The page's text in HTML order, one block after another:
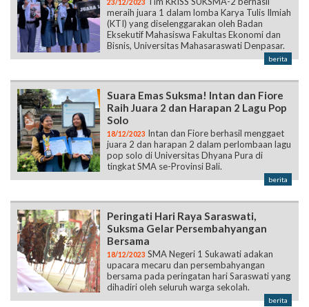
berita
Suara Emas Suksma! Intan dan Fiore
Raih Juara 2 dan Harapan 2 Lagu Pop
juara 2 dan harapan 2 dalam perlombaan lagu
pop solo di Universitas Dhyana Pura di
tingkat SMA se-Provinsi Bali.
berita
Peringati Hari Raya Saraswati,
Suksma Gelar Persembahyangan
upacara mecaru dan persembahyangan
bersama pada peringatan hari Saraswati yang
dihadiri oleh seluruh warga sekolah.
berita
Berawal dari Hobi, 2 Siswi Suksma
Raih Dua Juara